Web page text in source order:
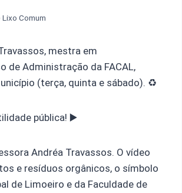
Comum
mestra em
de Administração da FACAL,
(terça, quinta e sábado). ♻️
pública! ▶️
Andréa Travassos. O vídeo
e resíduos orgânicos, o símbolo
de Limoeiro e da Faculdade de